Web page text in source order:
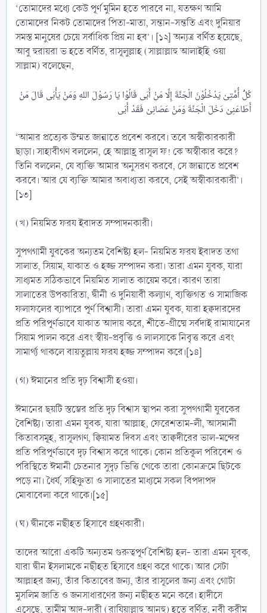
‘তোমাদের মধ্যে কেউ পূর্ণ মুমিন হতে পারবে না, যতক্ষণ আমি
তোমাদের নিকট তোমাদের পিতা-মাতা, সন্তান-সন্ততি এবং দুনিয়ার
সমস্ত মানুষের চেয়ে সর্বাধিক প্রিয় না হব’। [১২] অন্যত্র বর্ণিত হয়েছে,
আবু হুরায়রা ভ হতে বর্ণিত, রাসূলুল্লাহ (সাল্লাল্লাহু আলাইহি ওয়া
সাল্লাম) বলেছেন,
كُلُّ أُمَّتِىْ يَدْخُلُوْنَ الْجَنَّةَ إِلَّا مَنْ أَبَى قَالُوْا يَا رَسُوْلَ اللهِ وَمَنْ يَأْبَى قَالَ مَنْ
‘আমার প্রত্যেক উম্মত জান্নাতে প্রবেশ করবে। তবে অস্বীকারকারী
ছাড়া। সাহাবীগণ বললেন, হে আল্লাহ্র রাসূল ফ! কে অস্বীকার করে?
তিনি বললেন, যে ব্যক্তি আমার অনুসরণ করবে, সে জান্নাতে প্রবেশ
করবে। আর যে ব্যক্তি আমার অবাধ্যতা করবে, সেই অস্বীকারকারী’।
[১৩]
(খ) নিয়মিত ফরয ইবাদত সম্পাদনকারী।
সুপথগামী যুবকের অন্যতম বৈশিষ্ট্য হল- নিয়মিত ফরয ইবাদত তথা
সালাত, সিয়াম, যাকাত ও হজ্জ সম্পাদন করা। তারা এমন যুবক, যারা
সাধ্যমত সঠিকভাবে নিয়মিত সালাত কায়েম করে। কারণ তারা
সালাতের উপকারিতা, দ্বীনী ও দুনিয়াবী কল্যাণ, ব্যক্তিগত ও সামাজিক
ফলাফলের ব্যাপারে পূর্ণ বিশ্বাসী। তারা এমন যুবক, যারা হক্বদারদের
প্রতি পরিপূর্ণভাবে যাকাত আদায় করে, শীতে-গ্রীষ্মে সর্বদাই রামাযানের
সিয়াম পালন করে এবং স্বীয়-প্রবৃত্তি ও লালসাকে নিবৃত্ত করে এবং
সামার্থ্য থাকলে বায়তুল্লায় ফরয হজ্জ সম্পাদন করে।[১৪]
(গ) ঈমানের প্রতি দৃঢ় বিশ্বাসী হওয়া।
ঈমানের ছয়টি স্তম্ভের প্রতি দৃঢ় বিশ্বাস স্থাপন করা সুপথগামী যুবকের
বৈশিষ্ট্য। তারা এমন যুবক, যারা আল্লাহ, ফেরেশতাম-লী, আসমানী
কিতাবসমূহ, রাসূলগণ, ক্বিয়ামত দিবস এবং তাক্বদীরের ভাল-মন্দের
প্রতি পরিপূর্ণভাবে দৃঢ় বিশ্বাস করে থাকে। কোন প্রতিকূল পরিবেশ ও
পরিস্থিতে ঈমানী চেতনার সুদৃঢ় ভিত্তি থেকে তারা কোনক্রমে ছিটকে
পড়ে না। ধৈর্য, সহিষ্ণুতা ও সালাতের মাধ্যমে সকল বিপদাপদ
মোবাবেলা করে থাকে।[১৫]
(ঘ) দ্বীনকে নছীহত হিসাবে গ্রহণকারী।
তাদের আরো একটি অন্যতম গুরুত্বপূর্ণ বৈশিষ্ট্য হল- তারা এমন যুবক,
যারা দ্বীন ইসলামকে নছীহত হিসাবে গ্রহণ করে থাকে। আর সেটা
আল্লাহর জন্য, তাঁর কিতাবের জন্য, তাঁর রাসূলের জন্য এবং গোটা
মুসলিম জাতি ও জনসাধারণের জন্য নছীহত মনে করে। হাদীসে
এসেছে, তামীম আদ-দারী (রাযিয়াল্লাহু আনহু) হতে বর্ণিত, নবী করীম